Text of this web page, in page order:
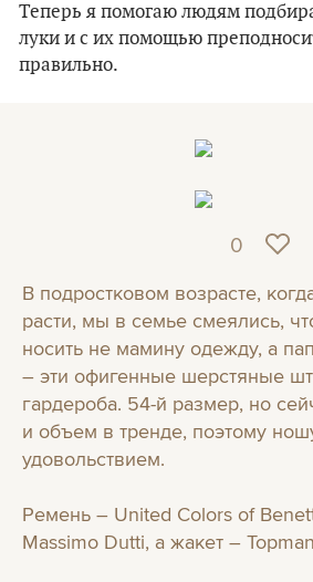
Теперь я помогаю людям
луки и с их помощью
правильно.
0
В подростковом возрасте,
расти, мы в семье смеялись,
носить не мамину одежду, а
– эти офигенные шерстяные
гардероба. 54-й размер, но
и объем в тренде, поэтому
удовольствием.
Ремень – United Colors of
Massimo Dutti, а жакет –